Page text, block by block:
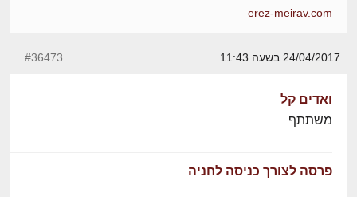
erez-meirav.com
24/04/2017 בשעה 11:43 #36473
ואדים קל
משתתף
פרסה לצורך כניסה לחניה